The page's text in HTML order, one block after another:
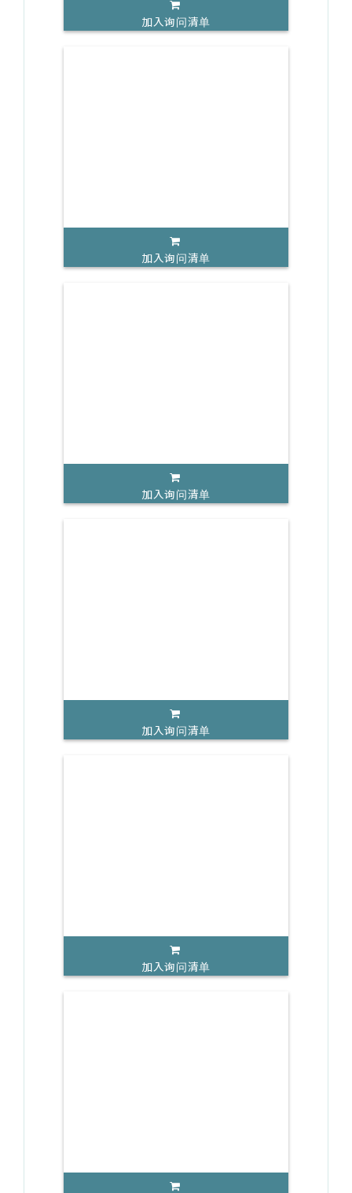
加入询问清单
加入询问清单
加入询问清单
加入询问清单
加入询问清单